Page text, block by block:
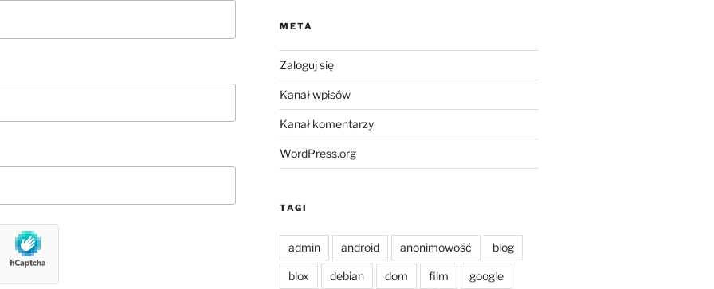
META
Zaloguj się
Kanał wpisów
Kanał komentarzy
WordPress.org
TAGI
admin android anonimowość blog
blox debian dom film google